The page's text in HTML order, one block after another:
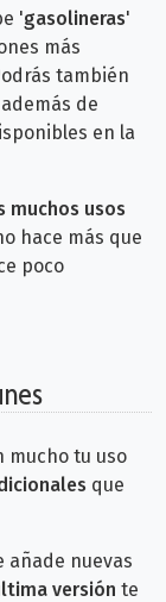
'gasolineras'
más
también
además de
en la
muchos usos
hace más que
poco
mucho tu uso
que
añade nuevas
versión te